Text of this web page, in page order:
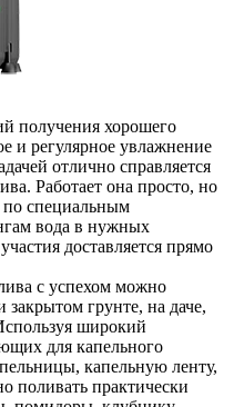
получения хорошего
и регулярное увлажнение
отлично справляется
Работает она просто, но
по специальным
вода в нужных
доставляется прямо
с успехом можно
грунте, на даче,
широкий
для капельного
капельную ленту,
поливать практически